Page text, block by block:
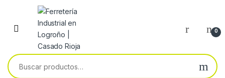
Skip to navigation
Skip to content
0
Buscar por: